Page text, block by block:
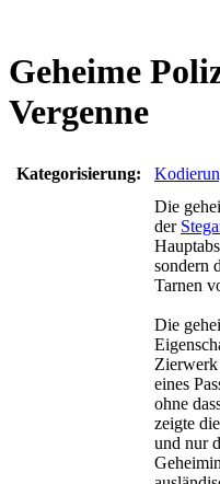
Geheime
Vergenne
Kategorisierung:
Die
der
sondern
Tarnen
Die
Zierwerk
eines
ohne
zeigte
und nur